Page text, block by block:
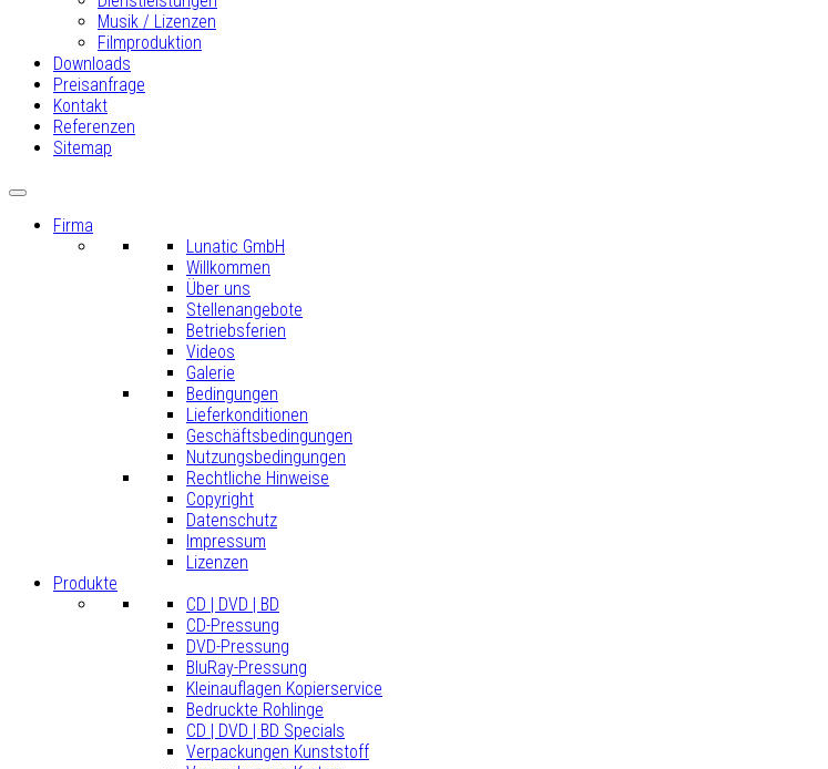
Musik / Lizenzen
Filmproduktion
Downloads
Preisanfrage
Kontakt
Referenzen
Sitemap
Firma
Lunatic GmbH
Willkommen
Über uns
Stellenangebote
Betriebsferien
Videos
Galerie
Bedingungen
Lieferkonditionen
Geschäftsbedingungen
Nutzungsbedingungen
Rechtliche Hinweise
Copyright
Datenschutz
Impressum
Lizenzen
Produkte
CD | DVD | BD
CD-Pressung
DVD-Pressung
BluRay-Pressung
Kleinauflagen Kopierservice
Bedruckte Rohlinge
CD | DVD | BD Specials
Verpackungen Kunststoff